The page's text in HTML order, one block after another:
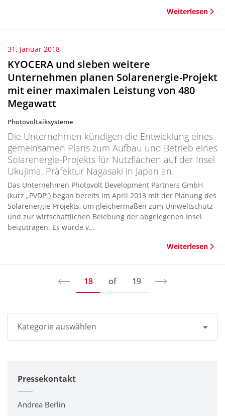
Weiterlesen
31. Januar 2018
KYOCERA und sieben weitere
Unternehmen planen Solarenergie-Projekt
mit einer maximalen Leistung von 480
Megawatt
Photovoltaiksysteme
Die Unternehmen kündigen die Entwicklung eines
gemeinsamen Plans zum Aufbau und Betrieb eines
Solarenergie-Projekts für Nutzflächen auf der Insel
Ukujima, Präfektur Nagasaki in Japan an.
Das Unternehmen Photovolt Development Partners GmbH
(kurz „PVDP“) began bereits im April 2013 mit der Planung des
Solarenergie-Projekts, um gleichermaßen zum Umweltschutz
und zur wirtschaftlichen Belebung der abgelegenen Insel
beizutragen. Es wurde v...
Weiterlesen
18 of 19
Kategorie auswählen
Unternehmen
Drucker / Multifunktionsgeräte
Pressekontakt
Andrea Berlin